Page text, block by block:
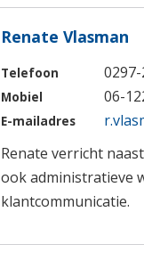
Renate Vlasman
Telefoon
Mobiel 06-
E-mailadres
Renate verricht
ook administratieve
klantcommunicatie.